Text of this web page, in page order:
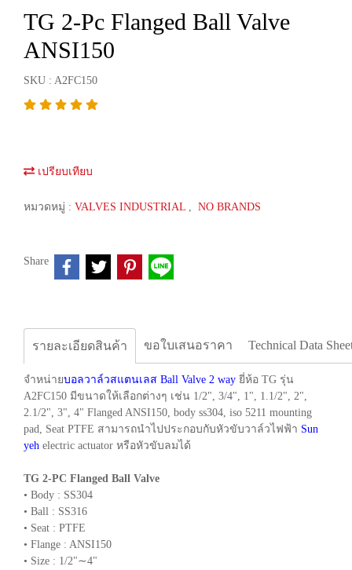
TG 2-Pc Flanged Ball Valve
ANSI150
SKU : A2FC150
เปรียบเทียบ
หมวดหมู่ : VALVES INDUSTRIAL , NO BRANDS
Share
รายละเอียดสินค้า ขอใบเสนอราคา Technical Data
จำหน่ายบอลวาล์วสแตนเลส Ball Valve 2 way ยี่ห้อ TG รุ่น
A2FC150 มีขนาดให้เลือกต่างๆ เช่น 1/2", 3/4", 1", 1.1/2", 2",
2.1/2", 3", 4" Flanged ANSI150, body ss304, iso 5211 mounting
pad, Seat PTFE สามารถนำไปประกอบกับหัวขับวาล์วไฟฟ้า Sun
yeh electric actuator หรือหัวขับลมได้
TG 2-PC Flanged Ball Valve
• Body : SS304
• Ball : SS316
• Seat : PTFE
• Flange : ANSI150
• Size : 1/2"∼4"